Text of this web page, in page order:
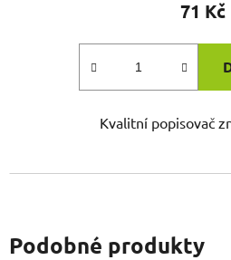
71 Kč
Kvalitní popisovač
Podobné produkty